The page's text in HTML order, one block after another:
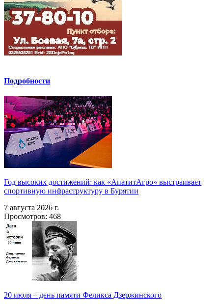
Подробности
Год высоких достижений: как «АпатитАгро» выстраивает
спортивную инфраструктуру в Бурятии
7 августа 2026 г.
Просмотров: 468
20 июля – день памяти Феликса Дзержинского